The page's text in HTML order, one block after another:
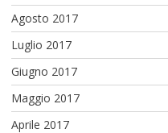
Agosto 2017
Luglio 2017
Giugno 2017
Maggio 2017
Aprile 2017